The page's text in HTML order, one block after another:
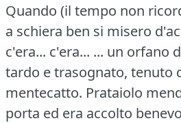
Quando (il tempo non
a schiera ben si misero
c'era... c'era... ... un orfano
tardo e trasognato, tenuto
mentecatto. Prataiolo
porta ed era accolto